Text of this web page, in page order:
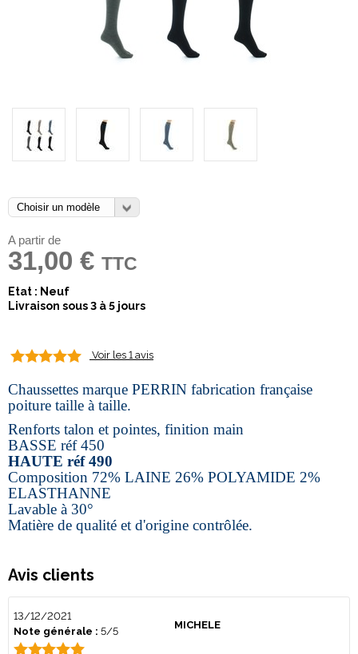
A partir de
31,00 € TTC
Etat : Neuf
Livraison sous 3 à 5 jours
Voir les 1 avis
Chaussettes marque PERRIN fabrication française
poiture taille à taille.
Renforts talon et pointes, finition main
BASSE réf 450
HAUTE réf 490
Composition 72% LAINE 26% POLYAMIDE 2%
ELASTHANNE
Lavable à 30°
Matière de qualité et d'origine contrôlée.
Avis clients
13/12/2021
Note générale : 5/5
MICHELE